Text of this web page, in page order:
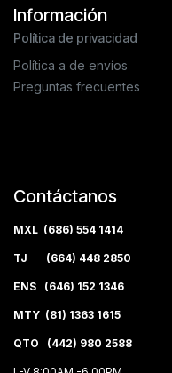
Información
Política de privacidad
Política a de envíos
Preguntas frecuentes
Contáctanos
MXL (686) 554 1414
TJ (664) 448 2850
ENS (646) 152 1346
MTY (81) 1363 1615
QTO (442) 980 2588